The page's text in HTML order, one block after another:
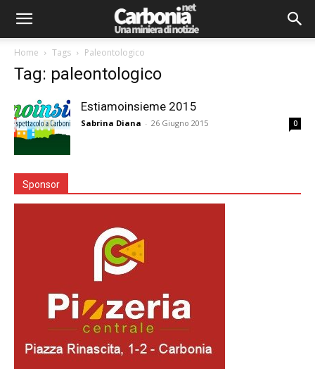
Home Tags Paleontologico
Tag: paleontologico
Estiamoinsieme 2015
Sabrina Diana - 26 Giugno 2015 0
Sponsor